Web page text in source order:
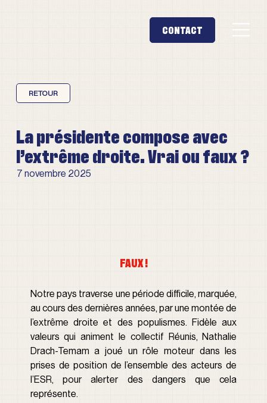
FAUX !
Notre pays traverse une période difficile, marquée,
au cours des dernières années, par une montée de
l’extrême droite et des populismes. Fidèle aux
valeurs qui animent le collectif Réunis, Nathalie
Drach-Temam a joué un rôle moteur dans les
prises de position de l’ensemble des acteurs de
l’ESR, pour alerter des dangers que cela
représente.
RETOUR
La présidente compose avec
l’extrême droite. Vrai ou faux ?
7 novembre 2025